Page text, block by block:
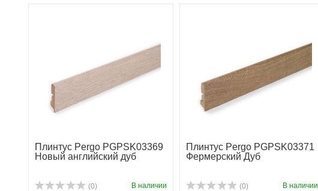
Плинтус Pergo PGPSK03369
Новый английский дуб
(0) В наличии
Плинтус Pergo PGPSK03371
Фермерский Дуб
(0) В наличии